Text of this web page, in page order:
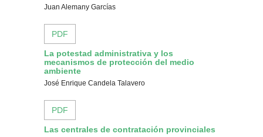
Juan Alemany Garcías
PDF
La potestad administrativa y los
mecanismos de protección del medio
ambiente
José Enrique Candela Talavero
PDF
Las centrales de contratación provinciales